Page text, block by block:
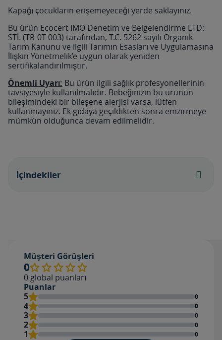
Kapağı çocukların erişemeyeceği yerde saklayınız.
Bu ürün Ecocert IMO Denetim ve Belgelendirme LTD:
STİ. (TR-0T-003) tarafından, T.C. 5262 sayılı Organik
Tarım Kanunu ve ilgili Tarımın Esasları ve Uygulamasına
İlişkin Yönetmelik’e uygun olarak yeniden
sertifikalandırılmıştır.
Önemli Uyarı: Bu ürün ilgili sağlık profesyonellerinin
tavsiyesiyle kullanılmalıdır. Bebeğinizin bu ürünün
bileşimindeki bir bileşene alerjisi varsa, lütfen
kullanmayınız. Ek gıdaya geçildikten sonra emzirmeye
mümkün olduğunca devam edilmelidir.
İçindekiler
Müşteri Görüşleri
0
0 global puanları
Puanlar
5
0
4 0
3 0
2 0
1 0